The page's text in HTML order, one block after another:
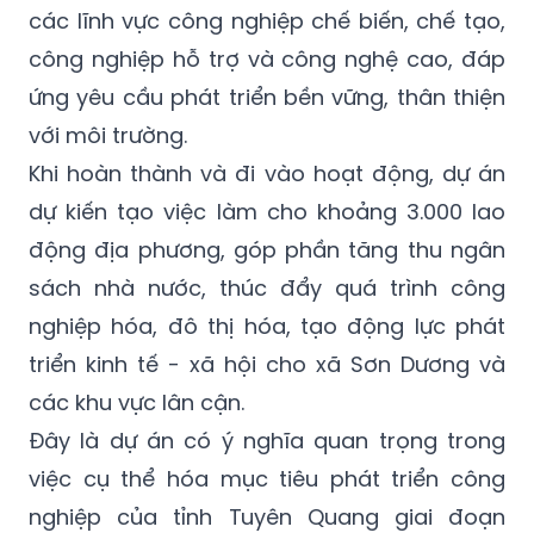
các lĩnh vực công nghiệp chế biến, chế tạo,
công nghiệp hỗ trợ và công nghệ cao, đáp
ứng yêu cầu phát triển bền vững, thân thiện
với môi trường.
Khi hoàn thành và đi vào hoạt động, dự án
dự kiến tạo việc làm cho khoảng 3.000 lao
động địa phương, góp phần tăng thu ngân
sách nhà nước, thúc đẩy quá trình công
nghiệp hóa, đô thị hóa, tạo động lực phát
triển kinh tế - xã hội cho xã Sơn Dương và
các khu vực lân cận.
Đây là dự án có ý nghĩa quan trọng trong
việc cụ thể hóa mục tiêu phát triển công
nghiệp của tỉnh Tuyên Quang giai đoạn